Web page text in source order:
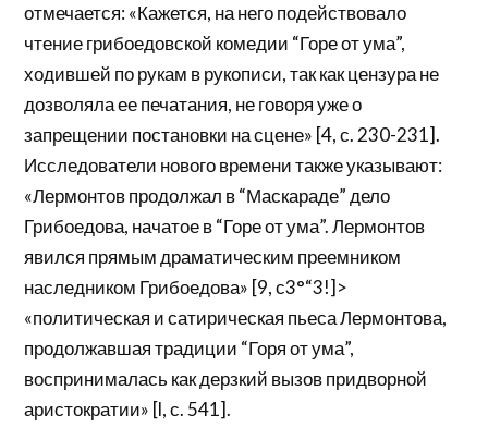
отмечается: «Кажется, на него подействовало
чтение грибоедовской комедии “Горе от ума”,
ходившей по рукам в рукописи, так как цензура не
дозволяла ее печатания, не говоря уже о
запрещении постановки на сцене» [4, с. 230-231].
Исследователи нового времени также указывают:
«Лермонтов продолжал в “Маскараде” дело
Грибоедова, начатое в “Горе от ума”. Лермонтов
явился прямым драматическим преемником
наследником Грибоедова» [9, с3°“3!]>
«политическая и сатирическая пьеса Лермонтова,
продолжавшая традиции “Горя от ума”,
воспринималась как дерзкий вызов придворной
аристократии» [l, с. 541].